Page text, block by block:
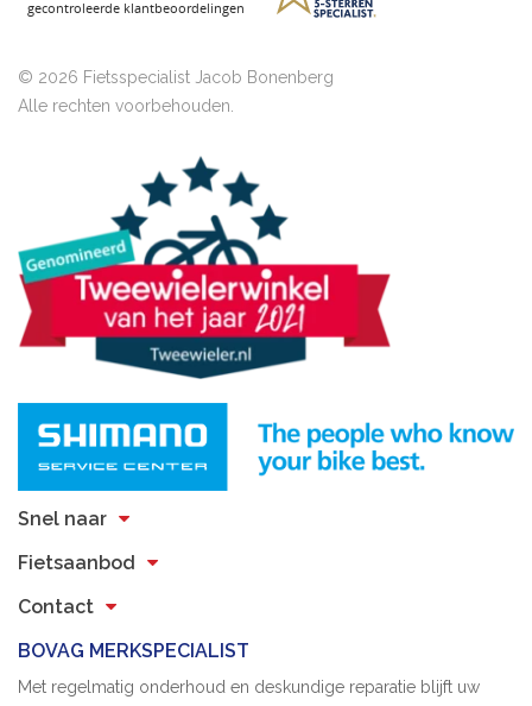
© 2026 Fietsspecialist Jacob Bonenberg
Alle rechten voorbehouden.
Snel naar
Fietsaanbod
Contact
BOVAG MERKSPECIALIST
Met regelmatig onderhoud en deskundige reparatie blijft uw